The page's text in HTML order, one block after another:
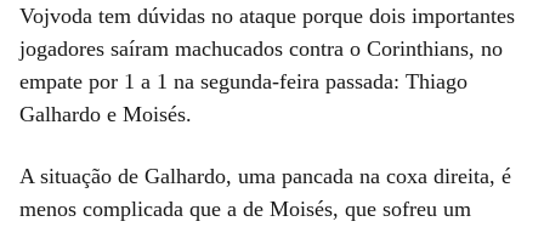
Vojvoda tem dúvidas no ataque porque dois importantes
jogadores saíram machucados contra o Corinthians, no
empate por 1 a 1 na segunda-feira passada: Thiago
Galhardo e Moisés.
A situação de Galhardo, uma pancada na coxa direita, é
menos complicada que a de Moisés, que sofreu um